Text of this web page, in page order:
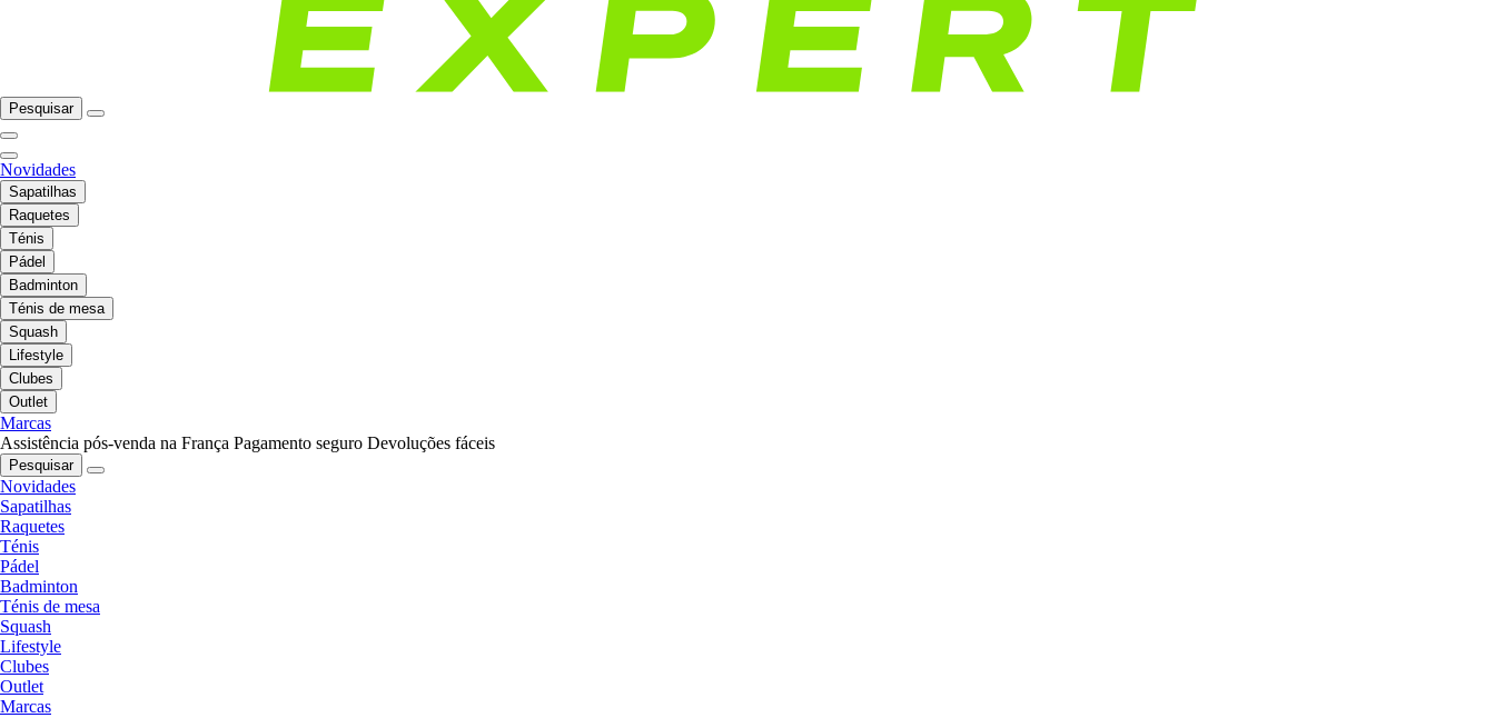
Pesquisar
Novidades
Sapatilhas
Raquetes
Ténis
Pádel
Badminton
Ténis de mesa
Squash
Lifestyle
Clubes
Outlet
Marcas
Assistência pós-venda na França Pagamento seguro Devoluções fáceis
Pesquisar
Novidades
Sapatilhas
Raquetes
Ténis
Pádel
Badminton
Ténis de mesa
Squash
Lifestyle
Clubes
Outlet
Marcas